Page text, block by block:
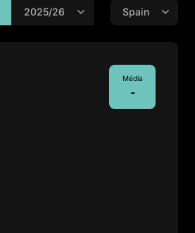
Média
-